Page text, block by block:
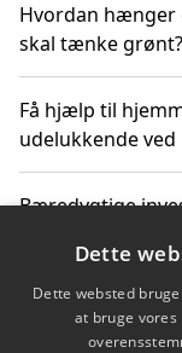
Hvordan hænger
skal tænke grønt?
Få hjælp til
udelukkende
Bæredygtige
Sådan kan
grønne
Dette
Dette websted
at bruge vores